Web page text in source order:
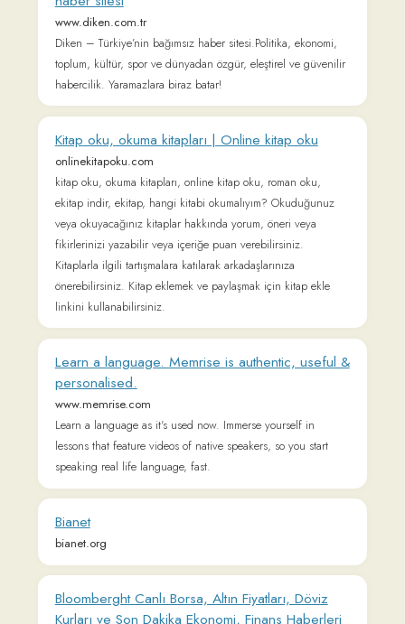
Kurları ve Son Dakika Ekonomi, Finans Haberleri
www.bloomberght.com
En güncel piyasa bilgileri, son dakika ekonomi ve finans
haberleri Bloomberght'de. Canlı borsa ekranı, dolar-euro
kurları, altın fiyatları, kripto paralar ve gündeme dair haber
Durum 'dan ulaşabilirsiniz.
OnlineTurkishClub.com
onlineturkishclub.com
Free exercises and materials for learning Turkish.
TÜRKÇE ÖĞRETİMİ, YABANCILARA TÜRKÇE
ÖĞRETİMİ - TÜRKÇE ÖĞRETİMİ, YABANCILARA
TÜRKÇE ÖĞRETİMİ
www.turkceogretimi.com
Öğretim yöntemleri, Dil ve Medya, İlkokul, Ortaokul, Lise ve
Üniversitelerde Dil Öğretimi...
Webrazzi - Girişimler, Teknoloji, Dijital
webrazzi.com
Webrazzi internet girişimleri, sosyal medya, dijital pazarlama
ve mobil konularına odaklı MENA bölgesinin en popüler
Antoloji.Com - Şiir, Şair ve Edebiyat
www.antoloji.com
Kültür Sanat Edebiyat Portalı. Türkçe şiir ve şair arşivi.
sergi.